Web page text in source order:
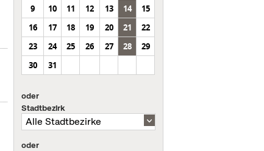
9
10 11 12 13 14
15
16
17 18 19 20 21
22
23
24 25 26 27 28
29
30
31
oder
Stadtbezirk
oder